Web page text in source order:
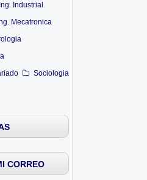
Ing. Industrial
Mecatronica
Sociologia
CORREO